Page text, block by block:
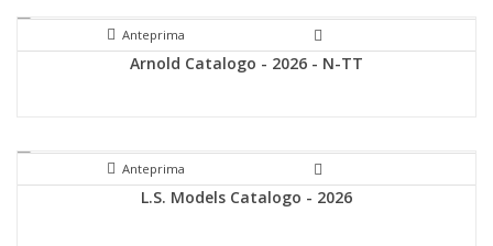
Anteprima
Arnold Catalogo - 2026 - N-TT
Anteprima
L.S. Models Catalogo - 2026